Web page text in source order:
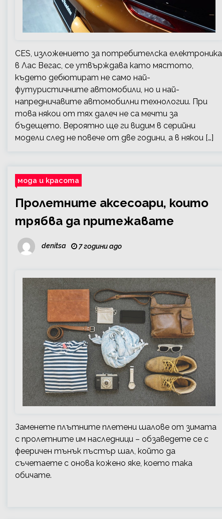
CES, изложението за потребителска електроника
в Лас Вегас, се утвърждава като мястото,
където дебютират не само най-
футуристичните автомобили, но и най-
напредничавите автомобилни технологии. При
това някои от тях далеч не са мечти за
бъдещето. Вероятно ще ги видим в серийни
модели след не повече от две години, а в някои […]
мода и красота
Пролетните аксесоари, които
трябва да притежавате
denitsa 7 години ago
Заменете плътните плетени шалове от зимата
с пролетните им наследници – обзаведете се с
фееричен тънък пъстър шал, който да
съчетаете с онова кожено яке, което така
обичате.